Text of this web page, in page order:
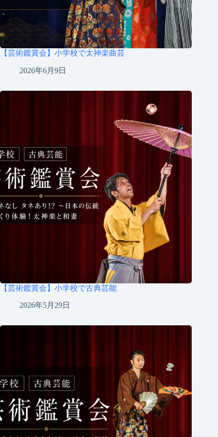
【芸術鑑賞会】小学校で太神楽曲芸
2026年6月9日
【芸術鑑賞会】小学校で古典芸能
2026年5月29日